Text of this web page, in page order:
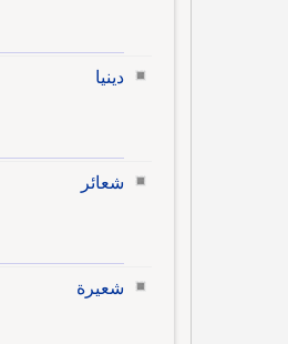
دينيا
شعائر
شعيرة